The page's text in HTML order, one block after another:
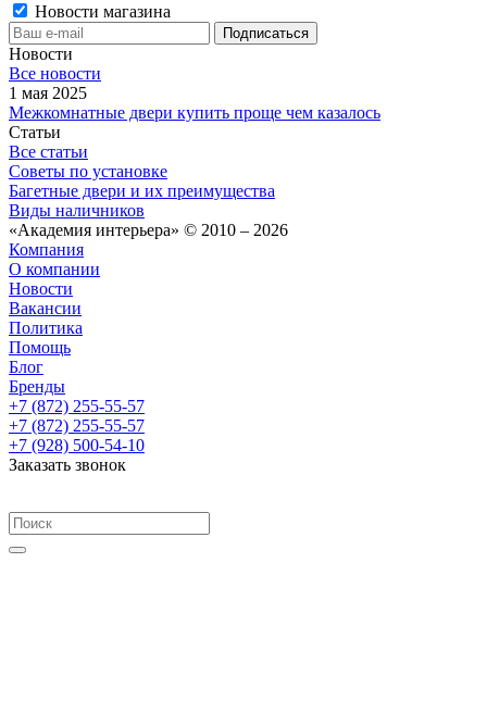
Новости магазина
Новости
Все новости
1 мая 2025
Межкомнатные двери купить проще чем казалось
Статьи
Все статьи
Советы по установке
Багетные двери и их преимущества
Виды наличников
«Академия интерьера» © 2010 – 2026
Компания
О компании
Новости
Вакансии
Политика
Помощь
Блог
Бренды
+7 (872) 255-55-57
+7 (872) 255-55-57
+7 (928) 500-54-10
Заказать звонок